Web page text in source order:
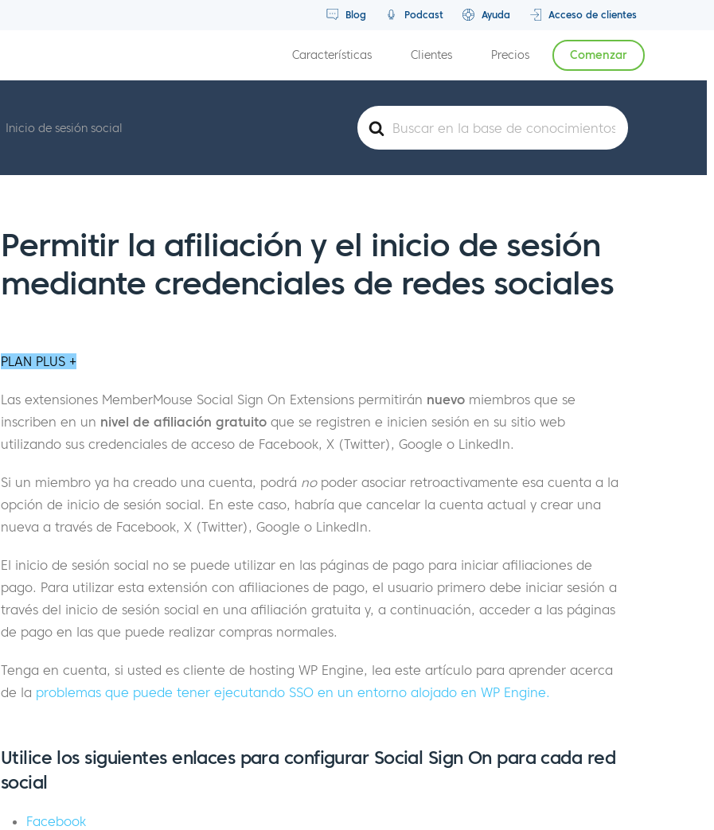
Blog Podcast Ayuda Acceso de clientes
Características Clientes Precios Comenzar
Buscar
Inicio de sesión social
Permitir la afiliación y el inicio de sesión
mediante credenciales de redes sociales
PLAN PLUS +
Las extensiones MemberMouse Social Sign On Extensions permitirán nuevomiembros que se
inscriben en un nivel de afiliación gratuitoque se registren e inicien sesión en su sitio web
utilizando sus credenciales de acceso de Facebook, X (Twitter), Google o LinkedIn.
Si un miembro ya ha creado una cuenta, podrá nopoder asociar retroactivamente esa cuenta a la
opción de inicio de sesión social. En este caso, habría que cancelar la cuenta actual y crear una
nueva a través de Facebook, X (Twitter), Google o LinkedIn.
El inicio de sesión social no se puede utilizar en las páginas de pago para iniciar afiliaciones de
pago. Para utilizar esta extensión con afiliaciones de pago, el usuario primero debe iniciar sesión a
través del inicio de sesión social en una afiliación gratuita y, a continuación, acceder a las páginas
de pago en las que puede realizar compras normales.
Tenga en cuenta, si usted es cliente de hosting WP Engine, lea este artículo para aprender acerca
de la problemas que puede tener ejecutando SSO en un entorno alojado en WP Engine.
Utilice los siguientes enlaces para configurar Social Sign On para cada red
social
Facebook